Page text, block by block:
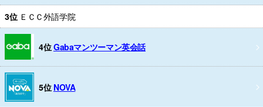
3位 ＥＣＣ外語学院
4位Gabaマンツーマン英会話
5位 NOVA